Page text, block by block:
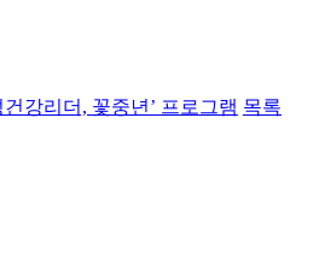
강리더, 꽃중년’ 프로그램 목록